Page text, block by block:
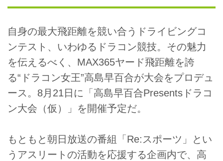
自身の最大飛距離を競い合うドライビングコ
ンテスト、いわゆるドラコン競技。その魅力
を伝えるべく、MAX365ヤード飛距離を誇
る“ドラコン女王”高島早百合が大会をプロデュ
ース。8月21日に「高島早百合Presentsドラコ
ン大会（仮）」を開催予定だ。
もともと朝日放送の番組「Re:スポーツ」とい
うアスリートの活動を応援する企画内で、高